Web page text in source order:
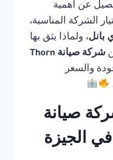
عن أهمية
الشركة المناسبة،
بانل، ولماذا يثق بها
شركة صيانة Thorn
والسعر
صيانة